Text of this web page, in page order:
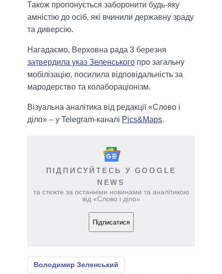
Також пропонується заборонити будь-яку
амністію до осіб, які вчинили державну зраду
та диверсію.
Нагадаємо, Верховна рада 3 березня
затвердила указ Зеленського про загальну
мобілізацію, посилила відповідальність за
мародерство та колабораціонізм.
Візуальна аналітика від редакції «Слово і
діло» – у Telegram-каналі Pics&Maps.
ПІДПИСУЙТЕСЬ У GOOGLE
NEWS
та стежте за останніми новинами та аналітикою
від «Слово і діло»
Підписатися
Володимир Зеленський